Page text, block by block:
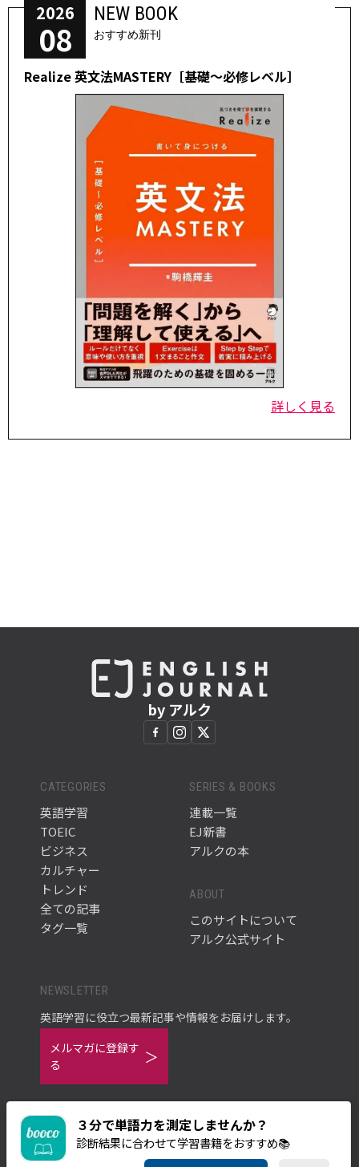
2026
08
NEW BOOK
おすすめ新刊
Realize 英文法MASTERY［基礎～必修レベル］
詳しく見る
３分で単語力を測定しませんか？
診断結果に合わせて学習書籍をおすすめ📚
by アルク
CATEGORIES
英語学習
TOEIC
ビジネス
カルチャー
トレンド
全ての記事
タグ一覧
SERIES & BOOKS
連載一覧
EJ新書
アルクの本
ABOUT
このサイトについて
アルク公式サイト
NEWSLETTER
英語学習に役立つ最新記事や情報をお届けします。
メルマガに登録す
る
ご利用規約 プライバシーポリシー